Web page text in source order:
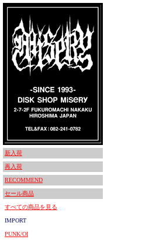
新入荷
再入荷
RECOMMEND
セール商品
すべての商品を見る
IMPORT
PUNK/OI